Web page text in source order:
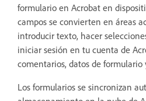
formulario en Acrobat en
campos se convierten en áreas
introducir texto, hacer
iniciar sesión en tu cuenta de
comentarios, datos de formulario
Los formularios se sincronizan